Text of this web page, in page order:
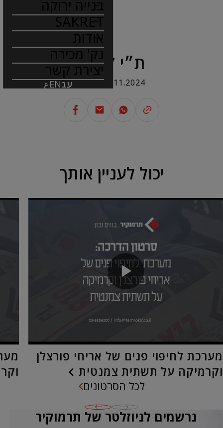
בנייה ירוקה
SAKRET
אודות
נק' מכירה
יצירת קשר
עבENع
ת״י 1877
18.11.2024
יכול לעניין אותך
מערכת לחיפוי פנים של אריחי פורצלן
וקרמיקה על תשתית צמנטית
לכל הסרטונים
נרשמים לניוזלטר של תרמוקיר